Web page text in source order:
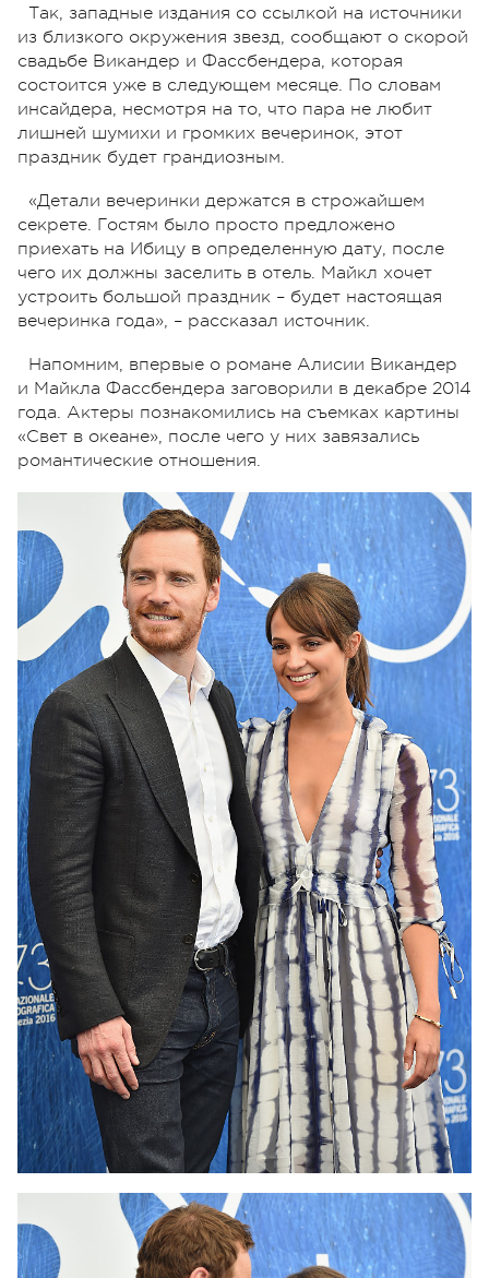
Так, западные издания со ссылкой на источники
из близкого окружения звезд, сообщают о скорой
свадьбе Викандер и Фассбендера, которая
состоится уже в следующем месяце. По словам
инсайдера, несмотря на то, что пара не любит
лишней шумихи и громких вечеринок, этот
праздник будет грандиозным.
«Детали вечеринки держатся в строжайшем
секрете. Гостям было просто предложено
приехать на Ибицу в определенную дату, после
чего их должны заселить в отель. Майкл хочет
устроить большой праздник – будет настоящая
вечеринка года», – рассказал источник.
Напомним, впервые о романе Алисии Викандер
и Майкла Фассбендера заговорили в декабре 2014
года. Актеры познакомились на съемках картины
«Свет в океане», после чего у них завязались
романтические отношения.